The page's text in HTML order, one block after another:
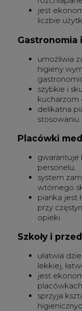
jest
liczbie
Gastronomia
umożliwia
higieny
szybkie i
kucharzom
delikatna
stosowaniu.
Placówki
personelu,
system
wtórnego
pianka jest
przy
opieki.
Szkoły i
ułatwia
lekkiej,
jest
sprzyja